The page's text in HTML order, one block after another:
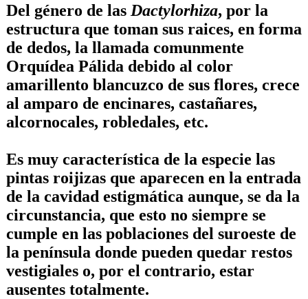
Del género de las Dactylorhiza, por la
estructura que toman sus raices, en forma
de dedos, la llamada comunmente
Orquídea Pálida debido al color
amarillento blancuzco de sus flores, crece
al amparo de encinares, castañares,
alcornocales, robledales, etc.
Es muy característica de la especie las
pintas roijizas que aparecen en la entrada
de la cavidad estigmática aunque, se da la
circunstancia, que esto no siempre se
cumple en las poblaciones del suroeste de
la península donde pueden quedar restos
vestigiales o, por el contrario, estar
ausentes totalmente.